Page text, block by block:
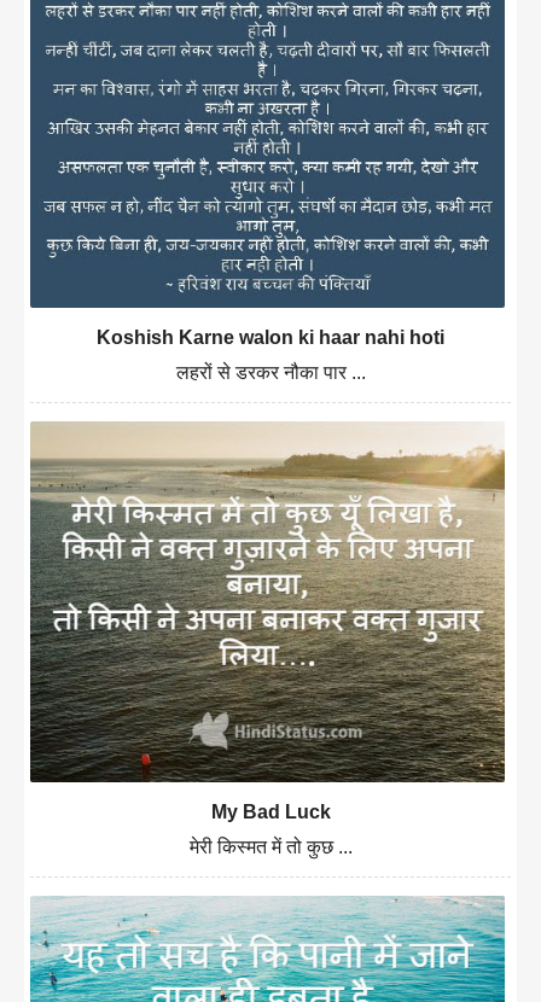
Koshish Karne walon ki haar nahi hoti
लहरों से डरकर नौका पार ...
My Bad Luck
मेरी किस्मत में तो कुछ ...